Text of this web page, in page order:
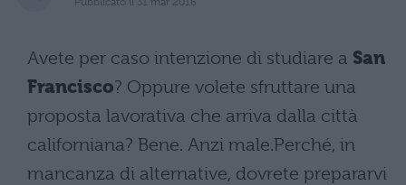
Avete per caso intenzione di studiare a San
Francisco? Oppure volete sfruttare una
proposta lavorativa che arriva dalla città
californiana? Bene. Anzi male.Perché, in
mancanza di alternative, dovrete prepararvi